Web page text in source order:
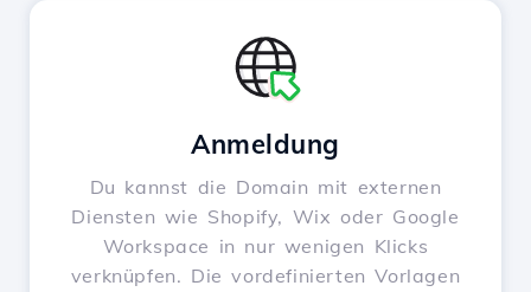
Anmeldung
Du kannst die Domain mit externen
Diensten wie Shopify, Wix oder Google
Workspace in nur wenigen Klicks
verknüpfen. Die vordefinierten Vorlagen